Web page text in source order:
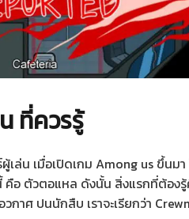
ที่ควรรู้
ล่น เมื่อเปิดเกม Among us ขึ้นม
คือ ตัวตอแหล ดังนั้น สิ่งแรกที่ต้อง
าศ ปนนักสืบ เราจะเรียกว่า